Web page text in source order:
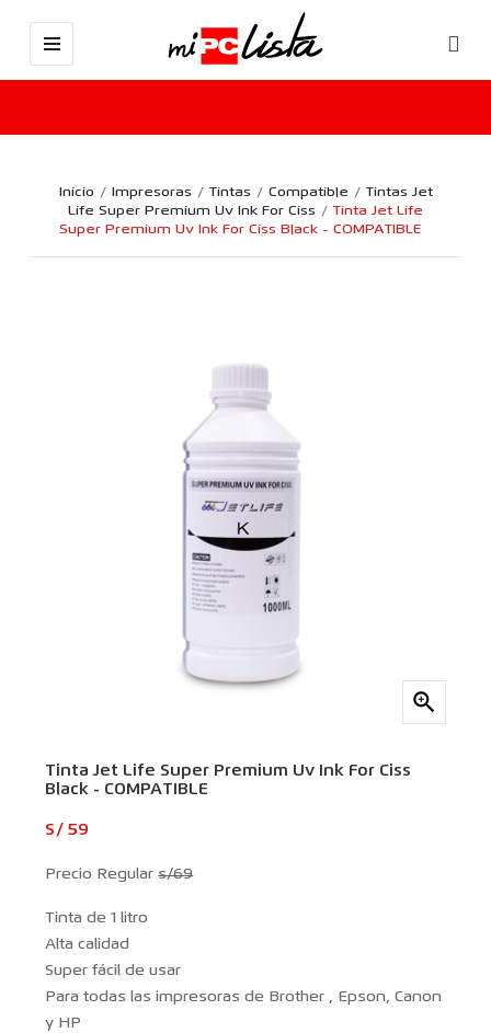
Inicio Impresoras Tintas Compatible
Tintas Jet
Life Super Premium Uv Ink For Ciss
Tinta Jet Life
Super Premium Uv Ink For Ciss Black - COMPATIBLE

Tinta Jet Life Super Premium Uv Ink For Ciss
Black - COMPATIBLE
S/ 59
Precio Regulars/69
Tinta de 1 litro
Alta calidad
Super fácil de usar
Para todas las impresoras de Brother , Epson, Canon
y HP